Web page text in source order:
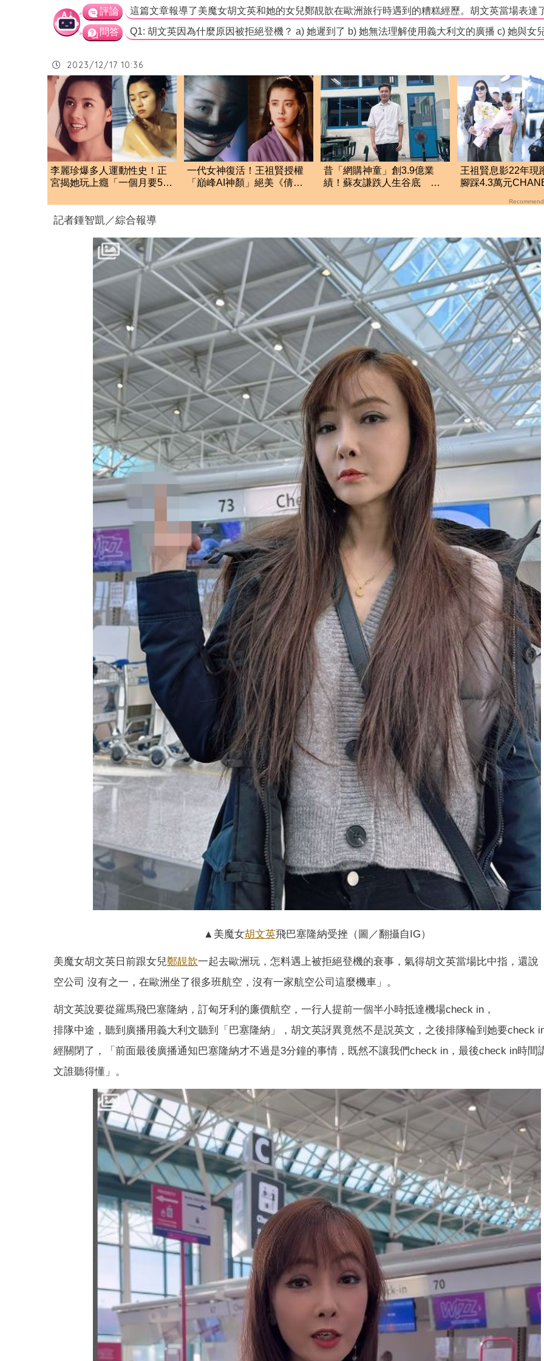
評論
問答
2023/12/17 10:36
李麗珍爆多人運動性史！正
宮揭她玩上癮「一個月要52
一代女神復活！王祖賢授權
「巔峰AI神顏」絕美《倩女
昔「網購神童」創3.9億業
績！蘇友謙跌人生谷底 日
王祖賢息影22年現
腳踩4.3萬元
記者鍾智凱／綜合報導
▲美魔女胡文英飛巴塞隆納受挫（圖／翻攝自IG）
美魔女胡文英日前跟女兒鄭靚歆一起去歐洲玩，怎料遇上被拒絕登機的衰事，氣得胡文英當場比中指，還說
空公司 沒有之一，在歐洲坐了很多班航空，沒有一家航空公司這麼機車」。
胡文英說要從羅馬飛巴塞隆納，訂匈牙利的廉價航空，一行人提前一個半小時抵達機場check in，
排隊中途，聽到廣播用義大利文聽到「巴塞隆納」，胡文英訝異竟然不是説英文，之後排隊輪到她要check
經關閉了，「前面最後廣播通知巴塞隆納才不過是3分鐘的事情，既然不讓我們check in，最後check in時間
文誰聽得懂」。